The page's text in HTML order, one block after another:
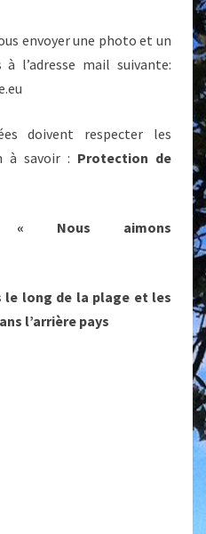
envoyer une photo et un
l’adresse mail suivante:
doivent respecter les
à savoir : Protection de
« Nous aimons
le long de la plage et les
l’arrière pays